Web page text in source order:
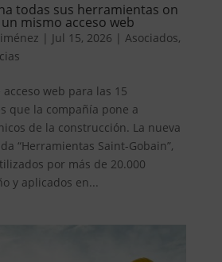
todas sus herramientas on
mismo acceso web
| Jul 15, 2026 | Asociados,
web para las 15
que la compañía pone a
de la construcción. La nueva
“Herramientas Saint-Gobain”,
por más de 20.000
y aplicados en...